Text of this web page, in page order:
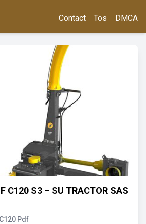
Contact Tos DMCA
C120 S3 – SU TRACTOR SAS
Pdf